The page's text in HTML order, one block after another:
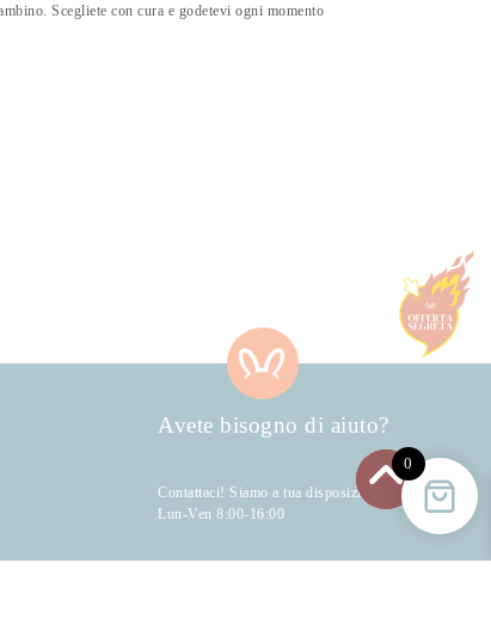
Scegliete con cura e godetevi ogni momento
Avete bisogno di aiuto?
Contattaci! Siamo a tua disposizione:
Lun-Ven 8:00-16:00
0